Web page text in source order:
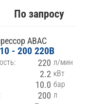
По запросу
ABAC
- 200 220В
220 л/мин
2.2 кВт
10.0 бар
200 л